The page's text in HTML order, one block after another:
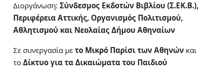
Διοργάνωση:Σύνδεσμος Εκδοτών Βιβλίου (Σ.ΕΚ.Β.),
Περιφέρεια Αττικής, Οργανισμός Πολιτισμού,
Αθλητισμού και Νεολαίας Δήμου Αθηναίων
Σε συνεργασία με το Μικρό Παρίσι των Αθηνών και
το Δίκτυο για τα Δικαιώματα του Παιδιού